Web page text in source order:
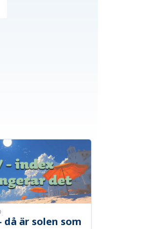
då är solen som